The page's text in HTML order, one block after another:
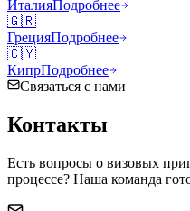
ИталияПодробнее
🇬🇷
ГрецияПодробнее
🇨🇾
КипрПодробнее
Связаться с нами
Контакты
Есть вопросы о визовых
процессе? Наша команда